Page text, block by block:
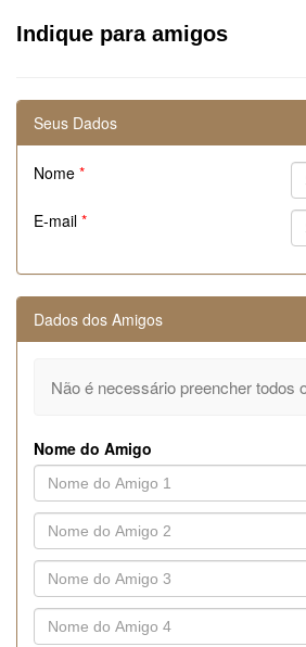
Indique para amigos
Seus Dados
Nome *
E-mail *
Dados dos Amigos
Não é necessário preencher todos
Nome do Amigo